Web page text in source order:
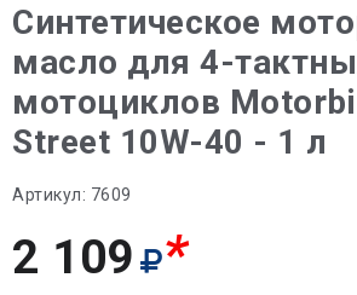
Синтетическое
масло для 4-
мотоциклов
Street 10W-40 - 1 л
Артикул: 7609
2 109 *